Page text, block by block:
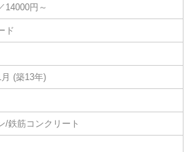
14000円～
ド
(築13年)
/鉄筋コンクリート